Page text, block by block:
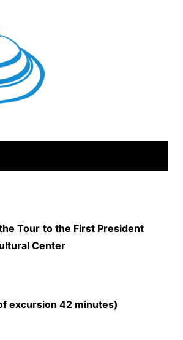
Tour to the First President
Center
excursion 42minutes)